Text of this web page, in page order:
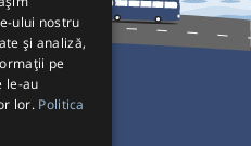
ului nostru
și analiză,
pe
le-au
lor. Politica